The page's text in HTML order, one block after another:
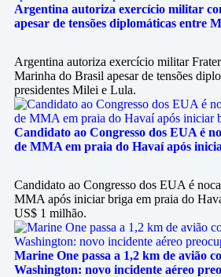
Argentina autoriza exercício militar
apesar de tensões diplomáticas entre
Argentina autoriza exercício militar
Marinha do Brasil apesar de tensões
presidentes Milei e Lula.
Candidato ao Congresso dos EUA é
de MMA em praia do Havaí após
Candidato ao Congresso dos EUA é
MMA após iniciar briga em praia do
US$ 1 milhão.
Marine One passa a 1,2 km de avião
Washington: novo incidente aéreo